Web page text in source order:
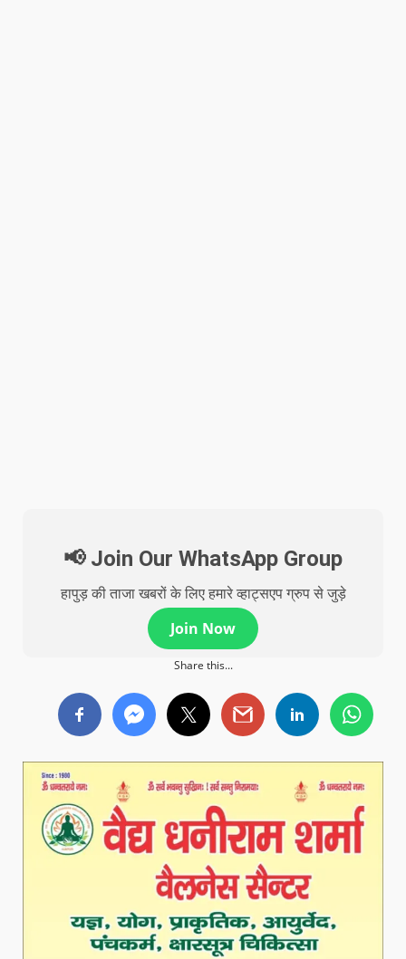
📢 Join Our WhatsApp Group
हापुड़ की ताजा खबरों के लिए हमारे व्हाट्सएप ग्रुप से जुड़े
Join Now
Share this...